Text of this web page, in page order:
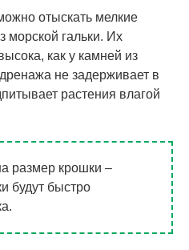
отыскать мелкие
морской гальки. Их
как у камней из
не задерживает в
растения влагой
размер крошки –
будут быстро